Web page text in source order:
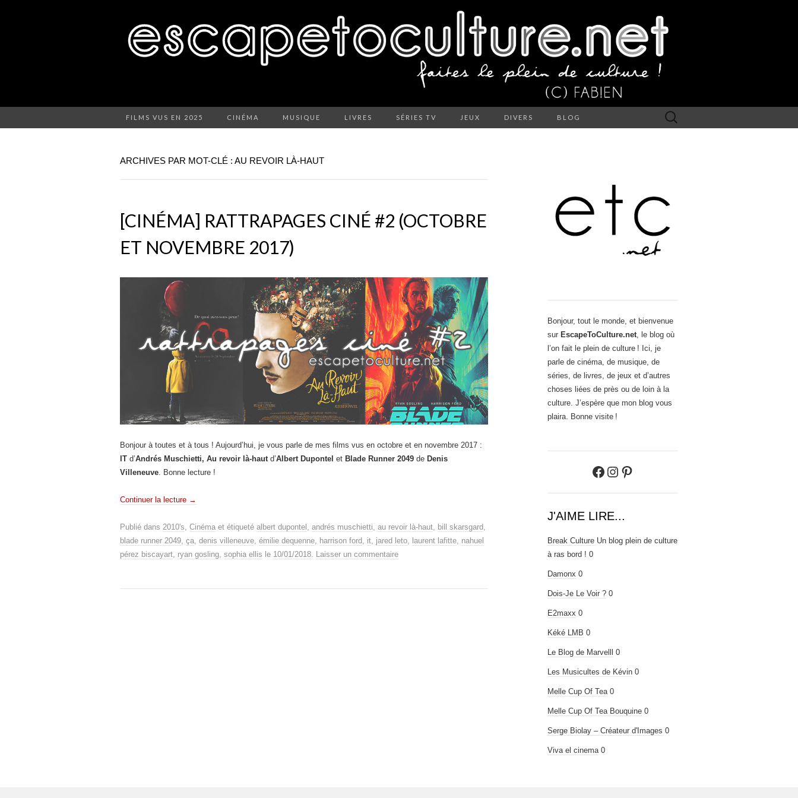
FILMS VUS EN 2025 CINÉMA MUSIQUE LIVRES SÉRIES TV JEUX DIVERS BLOG Rechercher :
ARCHIVES PAR MOT-CLÉ : AU REVOIR LÀ-HAUT
[CINÉMA] RATTRAPAGES CINÉ #2 (OCTOBRE
ET NOVEMBRE 2017)
Bonjour à toutes et à tous ! Aujourd’hui, je vous parle de mes films vus en octobre et en novembre 2017 :
IT d’Andrés Muschietti, Au revoir là-haut d’Albert Dupontel et Blade Runner 2049 de Denis
Villeneuve . Bonne lecture !
Continuer la lecture →
Publié dans 2010's Cinéma et étiqueté albert dupontel andrés muschietti au revoir là-haut bill skarsgard
blade runner 2049 ça denis villeneuve émilie dequenne harrison ford it jared leto laurent lafitte nahuel
pérez biscayart ryan gosling sophia ellis le 10/01/2018 Laisser un commentaire
Bonjour, tout le monde, et bienvenue
sur EscapeToCulture.net , le blog où
l’on fait le plein de culture ! Ici, je
parle de cinéma, de musique, de
séries, de livres, de jeux et d’autres
choses liées de près ou de loin à la
culture. J’espère que mon blog vous
plaira. Bonne visite !
Facebook
Instagram
Pinterest
J'AIME LIRE...
Break Culture Un blog plein de culture
à ras bord ! 0
Damonx 0
Dois-Je Le Voir ? 0
E2maxx 0
Kéké LMB 0
Le Blog de Marvelll 0
Les Musicultes de Kévin 0
Melle Cup Of Tea 0
Melle Cup Of Tea Bouquine 0
Serge Biolay – Créateur d'Images 0
Viva el cinema 0